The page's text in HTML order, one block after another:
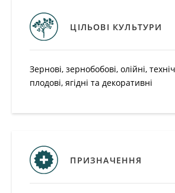
ЦІЛЬОВІ КУЛЬТУРИ
Зернові, зернобобові, олійні,
плодові, ягідні та декоративні
ПРИЗНАЧЕННЯ